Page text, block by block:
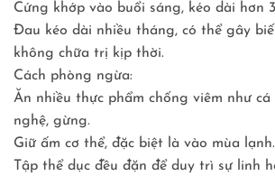
Cứng khớp vào buổi sáng, kéo dài hơn
Đau kéo dài nhiều tháng, có thể gây
không chữa trị kịp thời.
Cách phòng ngừa:
Ăn nhiều thực phẩm chống viêm như cá
nghệ, gừng.
Giữ ấm cơ thể, đặc biệt là vào mùa lạnh.
Tập thể dục đều đặn để duy trì sự linh